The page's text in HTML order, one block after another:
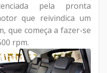
pela pronta
que reivindica um
que começa a fazer-se
rpm.